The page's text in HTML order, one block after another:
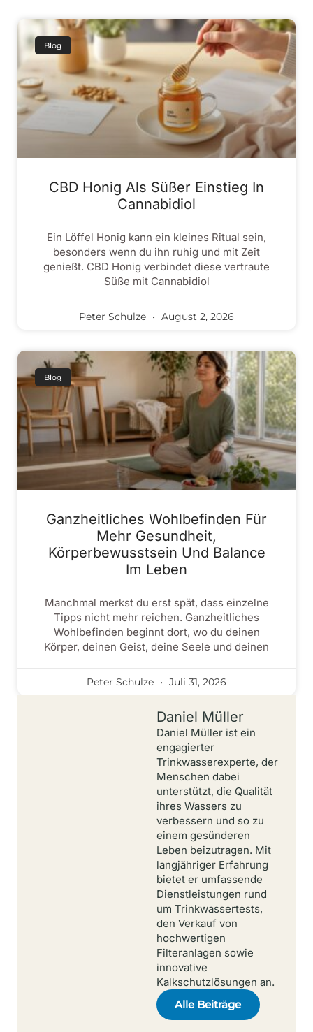
Blog
CBD Honig Als Süßer Einstieg In
Cannabidiol
Ein Löffel Honig kann ein kleines Ritual sein,
besonders wenn du ihn ruhig und mit Zeit
genießt. CBD Honig verbindet diese vertraute
Süße mit Cannabidiol
Peter Schulze August 2, 2026
Blog
Ganzheitliches Wohlbefinden Für
Mehr Gesundheit,
Körperbewusstsein Und Balance
Im Leben
Manchmal merkst du erst spät, dass einzelne
Tipps nicht mehr reichen. Ganzheitliches
Wohlbefinden beginnt dort, wo du deinen
Körper, deinen Geist, deine Seele und deinen
Peter Schulze Juli 31, 2026
Daniel Müller
Daniel Müller ist ein
engagierter
Trinkwasserexperte, der
Menschen dabei
unterstützt, die Qualität
ihres Wassers zu
verbessern und so zu
einem gesünderen
Leben beizutragen. Mit
langjähriger Erfahrung
bietet er umfassende
Dienstleistungen rund
um Trinkwassertests,
den Verkauf von
hochwertigen
Filteranlagen sowie
innovative
Kalkschutzlösungen an.
Alle Beiträge